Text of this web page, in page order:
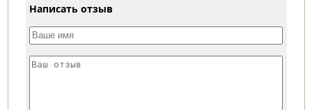
Написать отзыв